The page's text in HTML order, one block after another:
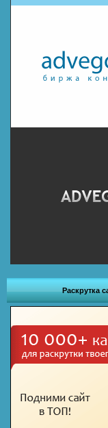
Раскрутка